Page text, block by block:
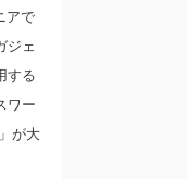
アで
ジェ
する
ワー
が大